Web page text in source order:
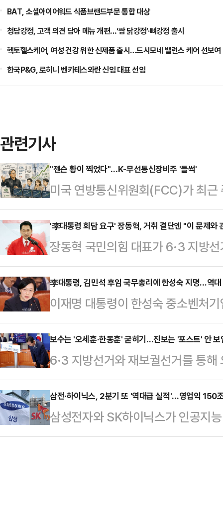
BAT, 소셜아이어워드 식품브랜드부문 통합 대상
청담강정, 고객 의견 담아 메뉴 개편…‘쌈 닭강정’·뼈강정 출시
헥토헬스케어, 여성 건강 위한 신제품 출시…드시모네 밸런스 케어 선보여
한국P&G, 로히니 벤카테스와란 신임 대표 선임
관련기사
"젠슨 황이 찍었다"…K-무선통신장비주 '들썩'
미국 연방통신위원회(FCC)가 최
신장비 종목들이 강세다.엔비디아
에 이어 인공지능 기반 무선접속망
서 관련주에 매수세가 몰리고 있다
난 2일(현지시간) 주파수 경매를
권한을 회복한 이후 처음 진행되는
주파수 공급으로 이어질 수 있다는
으로 평가받고 …
'李대통령 회담 요구' 장동혁, 거취 결단엔 "이 문제와
장동혁 국민의힘 대표가 6·3 지방
해 촉발된 재선거 요구에 힘을 싣는
요구와 관련해 "국민들과 싸우는게
취 문제와 관련시키는 것은 적절치
회 본관에서 기자회견을 열고 '(투
단을 요구하는 당내 주장을 일축하
문을 받고 "거취와 관한 말을 하는
실 것을 권한다…
李대통령, 김민석 후임 국무총리에 한성숙 지명…역
이재명 대통령이 한성숙 중소벤처
지명했다. 지난 2006년 한명숙 전
여성 총리다.강훈식 대통령실비서
재명 대통령이 김민석 총리의 뒤를
업부 장관을 지명했다고 밝혔다.강
표와 중기벤처부 장관을 지낸 경험
질없이 완수하고 국민 일부가 아닌
며 지명 배경에 대해 설명했…
보수는 '오세훈·한동훈' 굳히기…진보는 '포스트' 안 보
6·3 지방선거와 재보궐선거를 통
이 보수 야권의 차기 대권주자로 급
원 없이 대통령의 후광을 업은 집권
에 키웠다.이와 대조적으로 여권은
무총리, 김경수 전 경남도지사 등의
삼전·하이닉스, 2분기 또 '역대급 실적'…영업익 150
삼성전자와 SK하이닉스가 인공지
향으로 2분기 또다시 역대 최대 실